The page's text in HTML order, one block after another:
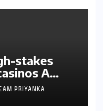
stakes
A
PRIYANKA